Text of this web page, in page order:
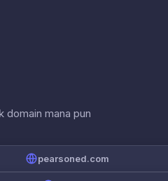
domain mana pun
pearsoned.com